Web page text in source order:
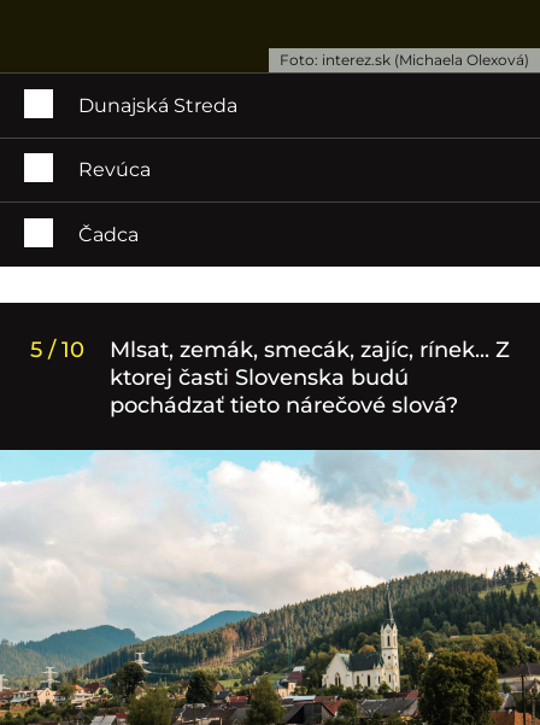
Foto: interez.sk (Michaela Olexová)
Dunajská Streda
Revúca
Čadca
5 / 10
Mlsat, zemák, smecák, zajíc, rínek... Z
ktorej časti Slovenska budú
pochádzať tieto nárečové slová?